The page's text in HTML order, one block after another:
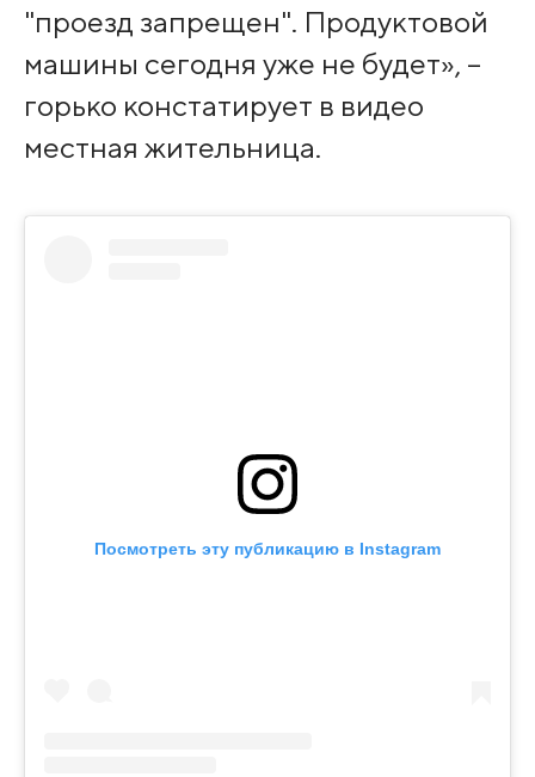
"проезд запрещен". Продуктовой
машины сегодня уже не будет», –
горько констатирует в видео
местная жительница.
Посмотреть эту публикацию в Instagram